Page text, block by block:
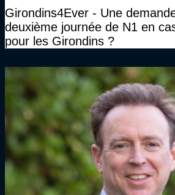
Girondins4Ever - Une
deuxième journée de N1 en
pour les Girondins ?